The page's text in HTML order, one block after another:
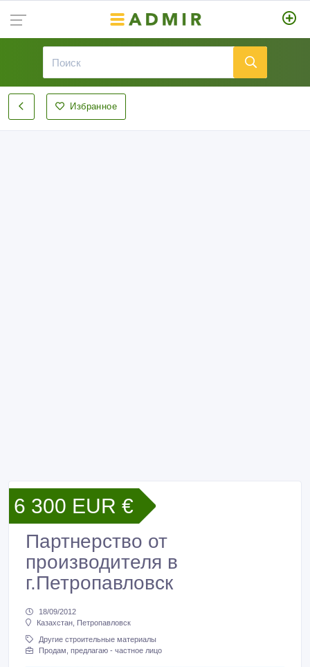
Избранное
6 300 EUR €
Партнерство от
производителя в
г.Петропавловск
18/09/2012
Казахстан, Петропавловск
Другие строительные материалы
Продам, предлагаю - частное лицо